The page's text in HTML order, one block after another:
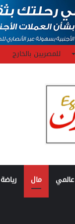
للمصريين بالخارج
عالمي مال رياضة